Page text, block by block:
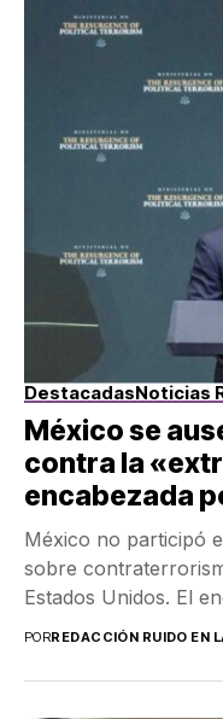
DestacadasNoticias
México se
contra la
encabezada
México no participó
sobre
Estados Unidos. El
por Marco Rubio y
PORREDACCIÓN RUIDO EN